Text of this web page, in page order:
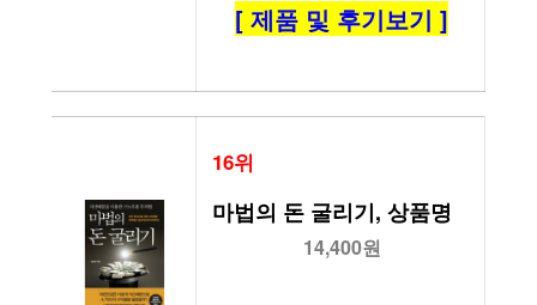
[ 제품 및 후기보기 ]
16위
마법의 돈 굴리기, 상품명
14,400원